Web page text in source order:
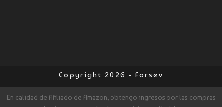
Copyright 2026 - Forsev
En calidad de Afiliado de Amazon, obtengo ingresos por las compras